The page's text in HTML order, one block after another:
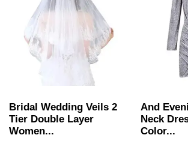
Bridal Wedding Veils 2
Tier Double Layer
Women...
And
Neck
Color...